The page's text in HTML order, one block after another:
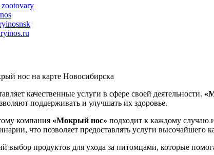
нос на карте Новосибирска
качественные услуги в сфере своей деятельности.
поддерживать и улучшать их здоровье.
компания «Мокрый нос» подходит к каждому случаю
что позволяет предоставлять услуги высочайшего
выбор продуктов для ухода за питомцами, которые